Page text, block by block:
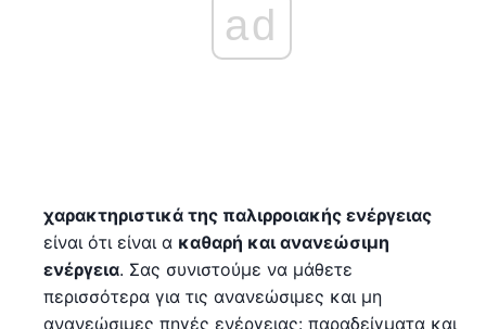
ad
χαρακτηριστικά της παλιρροιακής ενέργειας
είναι ότι είναι α καθαρή και ανανεώσιμη
ενέργεια. Σας συνιστούμε να μάθετε
περισσότερα για τις ανανεώσιμες και μη
ανανεώσιμες πηγές ενέργειας: παραδείγματα και